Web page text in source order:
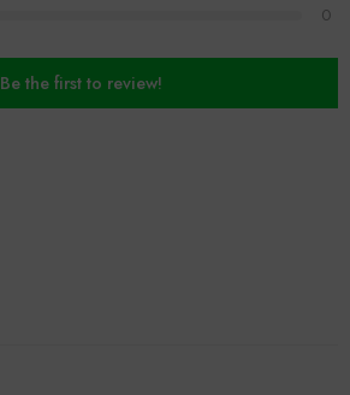
0
Be the first to review!